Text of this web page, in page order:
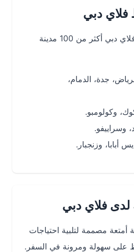
دبي
تغطي شبكة وجهات فلاي دبي أكثر من 100 مدينة
الدمام،
وزنجبار.
فلاي دبي
مصممة لتلبية احتياجات
سهولة ومرونة في السفر.